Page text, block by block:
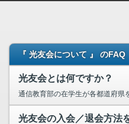
『 光友会について 』 のFAQ
光友会とは何ですか？
通信教育部の在学生が各都道府県
光友会の入会／退会方法